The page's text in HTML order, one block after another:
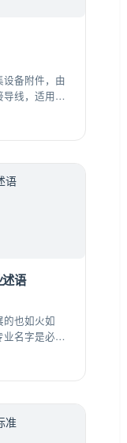
备附件，由
线，适用于
语
的也如火如
名字是必须